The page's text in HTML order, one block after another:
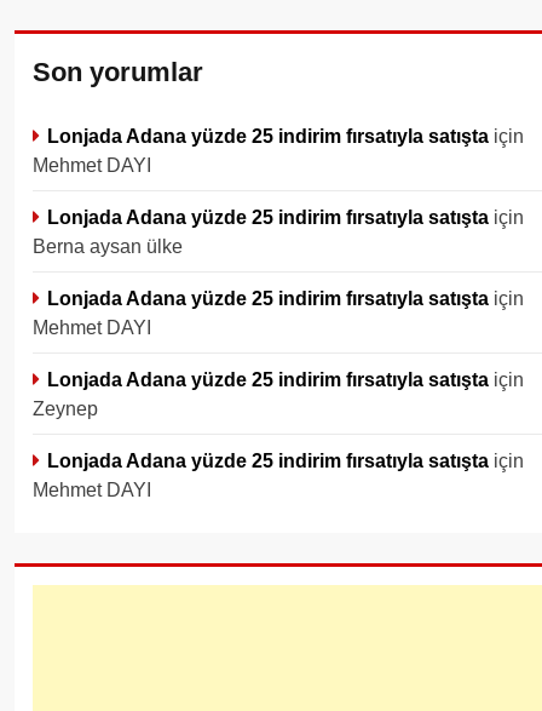
Son yorumlar
Lonjada Adana yüzde 25 indirim fırsatıyla satışta için
Mehmet DAYI
Lonjada Adana yüzde 25 indirim fırsatıyla satışta için
Berna aysan ülke
Lonjada Adana yüzde 25 indirim fırsatıyla satışta için
Mehmet DAYI
Lonjada Adana yüzde 25 indirim fırsatıyla satışta için
Zeynep
Lonjada Adana yüzde 25 indirim fırsatıyla satışta için
Mehmet DAYI